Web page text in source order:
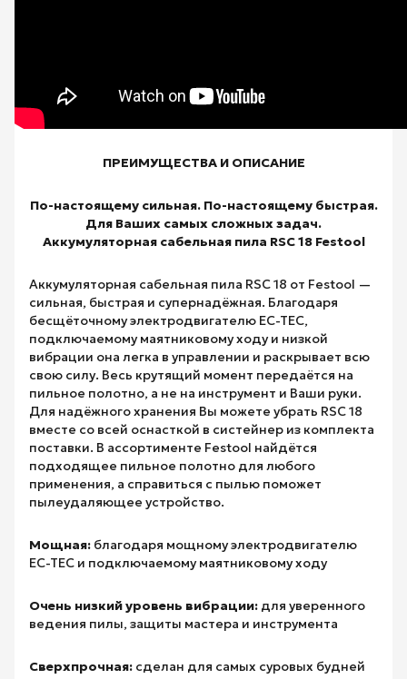
ПРЕИМУЩЕСТВА И ОПИСАНИЕ
По-настоящему сильная. По-настоящему быстрая.
Для Ваших самых сложных задач.
Аккумуляторная сабельная пила RSC 18 Festool
Аккумуляторная сабельная пила RSC 18 от Festool —
сильная, быстрая и супернадёжная. Благодаря
бесщёточному электродвигателю EC-TEC,
подключаемому маятниковому ходу и низкой
вибрации она легка в управлении и раскрывает всю
свою силу. Весь крутящий момент передаётся на
пильное полотно, а не на инструмент и Ваши руки.
Для надёжного хранения Вы можете убрать RSC 18
вместе со всей оснасткой в систейнер из комплекта
поставки. В ассортименте Festool найдётся
подходящее пильное полотно для любого
применения, а справиться с пылью поможет
пылеудаляющее устройство.
Мощная: благодаря мощному электродвигателю
EC-TEC и подключаемому маятниковому ходу
Очень низкий уровень вибрации: для уверенного
ведения пилы, защиты мастера и инструмента
Сверхпрочная: сделан для самых суровых будней